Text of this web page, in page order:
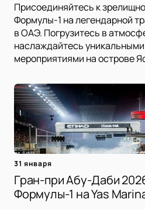
Присоединяйтесь к
Формулы-1 на легендарной
в ОАЭ. Погрузитесь в
наслаждайтесь
мероприятиями на острове
31 января
Гран-при Абу-Даби
Формулы-1 на Yas